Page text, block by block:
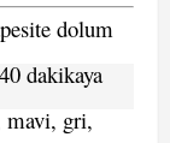
dolum
dakikaya
mavi, gri,